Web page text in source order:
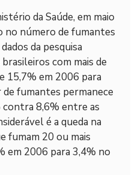
da Saúde, em maio
no número de fumantes
da pesquisa
com mais de
15,7% em 2006 para
de fumantes permanece
8,6% entre as
é a queda na
fumam 20 ou mais
em 2006 para 3,4% no